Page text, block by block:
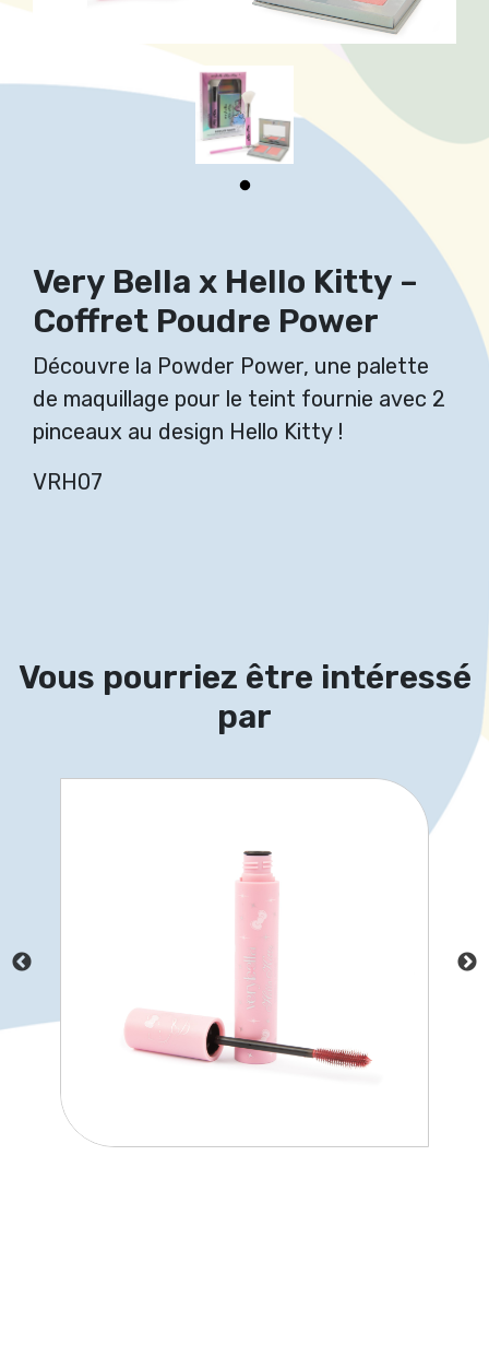
Very Bella x Hello Kitty –
Coffret Poudre Power
Découvre la Powder Power, une palette
de maquillage pour le teint fournie avec 2
pinceaux au design Hello Kitty !
VRH07
Vous pourriez être intéressé
par